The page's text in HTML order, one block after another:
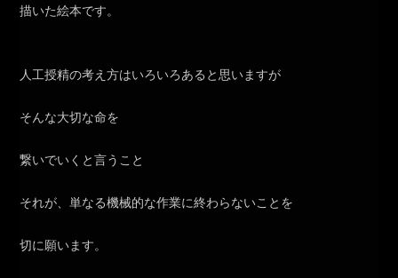
描いた絵本です。
人工授精の考え方はいろいろあると思いますが
そんな大切な命を
繋いでいくと言うこと
それが、単なる機械的な作業に終わらないことを
切に願います。